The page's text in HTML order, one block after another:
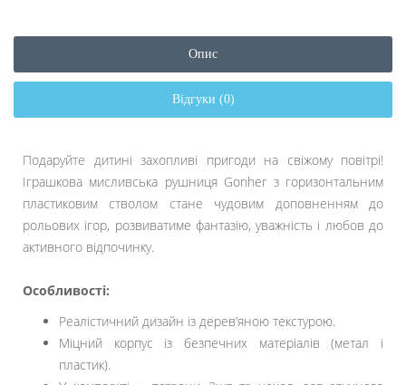
Опис
Відгуки (0)
Подаруйте дитині захопливі пригоди на свіжому повітрі!
Іграшкова мисливська рушниця Gonher з горизонтальним
пластиковим стволом стане чудовим доповненням до
рольових ігор, розвиватиме фантазію, уважність і любов до
активного відпочинку.
Особливості:
Реалістичний дизайн із дерев’яною текстурою.
Міцний корпус із безпечних матеріалів (метал і
пластик).